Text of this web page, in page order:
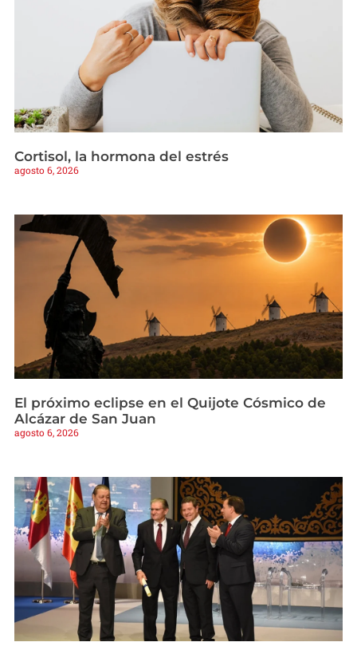
Cortisol, la hormona del estrés
agosto 6, 2026
El próximo eclipse en el Quijote Cósmico de
Alcázar de San Juan
agosto 6, 2026